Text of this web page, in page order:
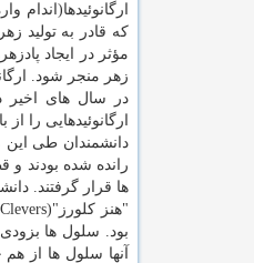
ارگانوئیدها(اندام
كه قادر به تولید
مؤثر در ایجاد
زهر منجر شود.
در سال های اخیر
ارگانوئیدهایی را
دانشمندان طی این
رانده شده بودند
ها قرار گرفتند.
بود. سلول ها
آنها سلول ها از